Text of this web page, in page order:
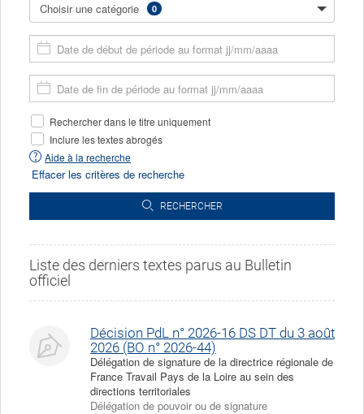
Choisir une
(ou
plusieurs)
catégorie 0sélectionnée(s)
Saisissez
de
début
de
la
période
souhaitée
aujourd'hui
Saisissez
de
fin
de
la
période
souhaitée
aujourd'hui
Filtres
recherche
Rechercher dans le titre uniquement
Inclure les textes abrogés
Aide à la recherche
Effacer les critères de recherche
RECHERCHER
Liste des derniers textes parus au Bulletin
officiel
Décision PdL n° 2026-16 DS DT du 3 août
2026 (BO n° 2026-44)
Délégation de signature de la directrice régionale de
France Travail Pays de la Loire au sein des
directions territoriales
Délégation de pouvoir ou de signature